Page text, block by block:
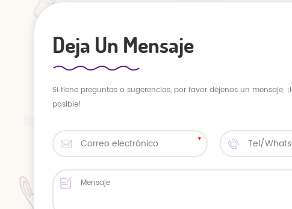
Deja Un Mensaje
Si tiene preguntas o sugerencias, por favor déjenos un mensaje,
posible!